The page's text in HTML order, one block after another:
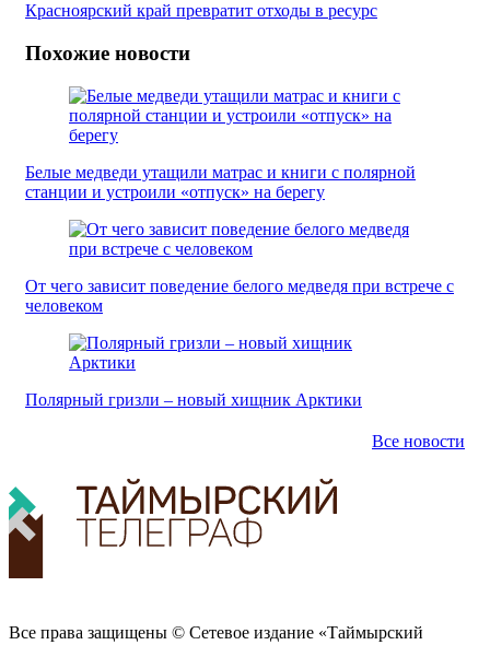
Красноярский край превратит отходы в ресурс
Похожие новости
Белые медведи утащили матрас и книги с полярной
станции и устроили «отпуск» на берегу
От чего зависит поведение белого медведя при встрече с
человеком
Полярный гризли – новый хищник Арктики
Все новости
Все права защищены © Сетевое издание «Таймырский